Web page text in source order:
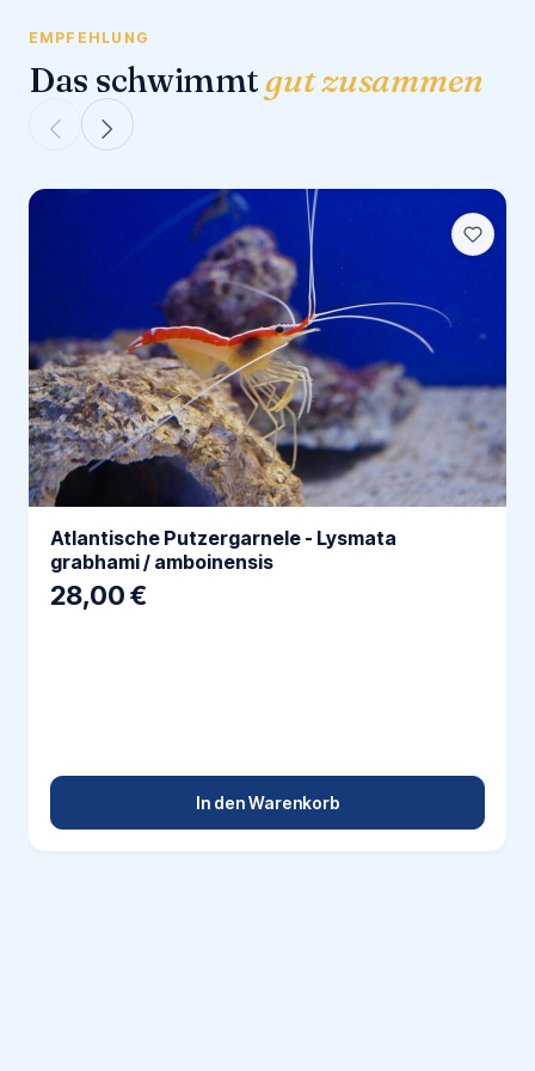
EMPFEHLUNG
Das schwimmtgut zusammen
Atlantische Putzergarnele - Lysmata
grabhami / amboinensis
28,00 €
In den Warenkorb